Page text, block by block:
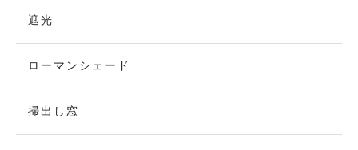
遮光
ローマンシェード
掃出し窓